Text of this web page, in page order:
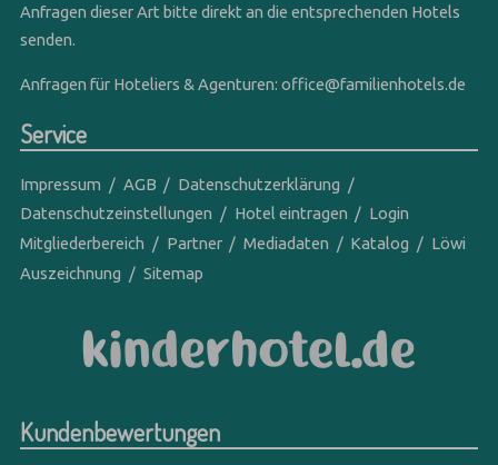
Anfragen dieser Art bitte direkt an die entsprechenden Hotels
senden.
Anfragen für Hoteliers & Agenturen:office@familienhotels.de
Service
Impressum AGB
Datenschutzerklärung
Datenschutzeinstellungen
Hotel eintragen
Login
Mitgliederbereich
Partner Mediadaten Katalog
Löwi
Auszeichnung
Sitemap
Kundenbewertungen